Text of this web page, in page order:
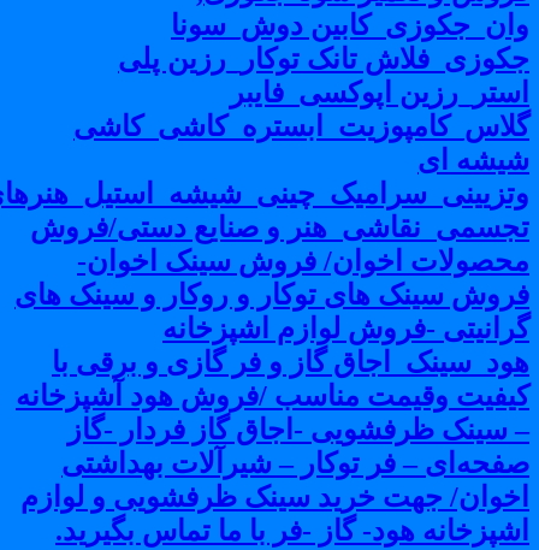
دوش_سونا
تانک توکار_رزین پلی
اپوکسی_فایبر
ای
و صنایع دستی/فروش
اخوان/ فروش سینک اخوان-
سینک های توکار و روکار و سینک های
-فروش لوازم اشپزخانه
گاز و فر گازی و برقی با
وقیمت مناسب /فروش هود آشپزخانه
سینک ظرفشویی -اجاق گاز فردار -گاز
– فر توکار – شیرآلات بهداشتی
جهت خرید سینک ظرفشویی و لوازم
هود- گاز -فر با ما تماس بگیرید.